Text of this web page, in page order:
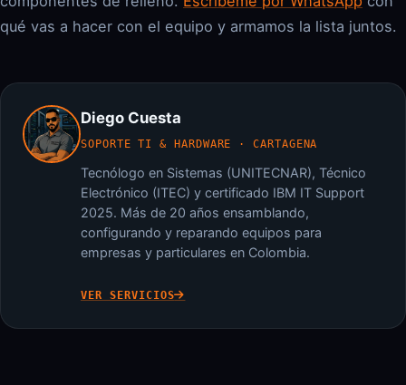
qué vas a hacer con el equipo y armamos la lista juntos.
Diego Cuesta
SOPORTE TI & HARDWARE · CARTAGENA
Tecnólogo en Sistemas (UNITECNAR), Técnico
Electrónico (ITEC) y certificado IBM IT Support
2025. Más de 20 años ensamblando,
configurando y reparando equipos para
empresas y particulares en Colombia.
VER SERVICIOS